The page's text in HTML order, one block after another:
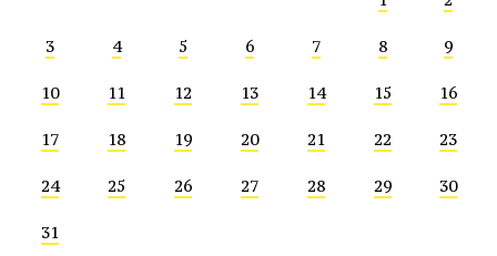
3 4 5 6 7 8 9
10 11 12 13 14 15 16
17 18 19 20 21 22 23
24 25 26 27 28 29 30
31